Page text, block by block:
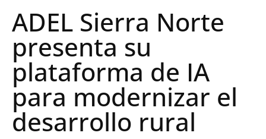
ADEL Sierra Norte
presenta su
plataforma de IA
para modernizar el
desarrollo rural